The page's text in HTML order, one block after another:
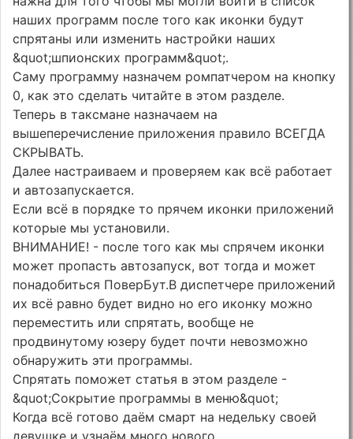
наших программ после того как иконки будут
спрятаны или изменить настройки наших
&quot;шпионских программ&quot;.
Саму программу назначем ромпатчером на кнопку
0, как это сделать читайте в этом разделе.
Теперь в таксмане назначаем на
вышеперечисление приложения правило ВСЕГДА
СКРЫВАТЬ.
Далее настраиваем и проверяем как всё работает
и автозапускается.
Если всё в порядке то прячем иконки приложений
которые мы установили.
ВНИМАНИЕ! - после того как мы спрячем иконки
может пропасть автозапуск, вот тогда и может
понадобиться ПоверБут.В диспетчере приложений
их всё равно будет видно но его иконку можно
переместить или спрятать, вообще не
продвинутому юзеру будет почти невозможно
обнаружить эти программы.
Спрятать поможет статья в этом разделе -
&quot;Сокрытие программы в меню&quot;
Когда всё готово даём смарт на недельку своей
девушке и узнаём много нового.